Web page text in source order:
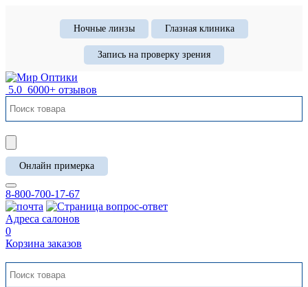
Ночные линзы Глазная клиника
Запись на проверку зрения
5.0 6000+ отзывов
Онлайн примерка
8-800-700-17-67
Адреса салонов
0
Корзина заказов